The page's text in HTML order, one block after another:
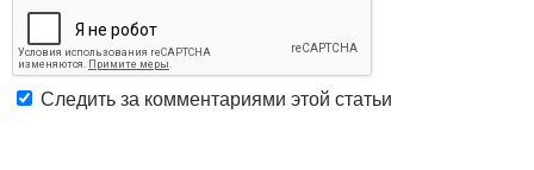
Следить за комментариями этой статьи